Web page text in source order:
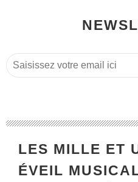
LES MILLE ET
ÉVEIL